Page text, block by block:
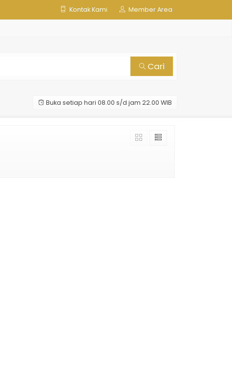
Kontak Kami Member Area
Cari
Buka setiap hari 08.00 s/d jam 22.00 WIB